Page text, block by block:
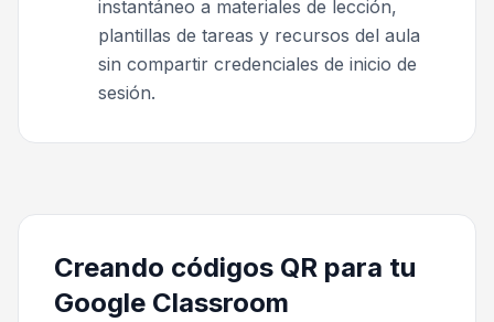
instantáneo a materiales de lección,
plantillas de tareas y recursos del aula
sin compartir credenciales de inicio de
sesión.
Creando códigos QR para tu
Google Classroom